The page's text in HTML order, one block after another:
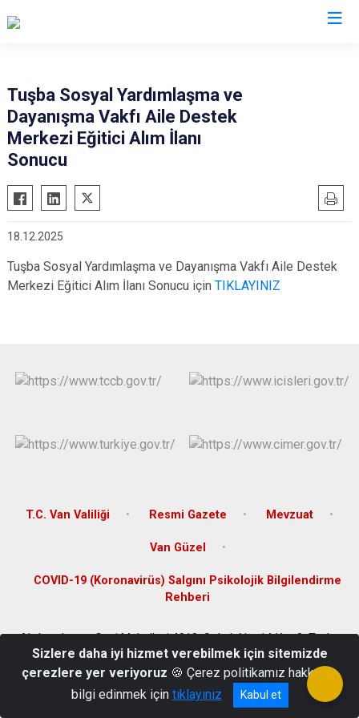
Bahçesaray
Başkale
Çatak
Gevaş
Gürpınar
Tuşba Sosyal Yardımlaşma ve
Dayanışma Vakfı Aile Destek
Merkezi Eğitici Alım İlanı
Sonucu
18.12.2025
Tuşba Sosyal Yardımlaşma ve Dayanışma Vakfı Aile Destek
Merkezi Eğitici Alım İlanı Sonucu için TIKLAYINIZ
T.C. Van Valiliği Resmi Gazete Mevzuat
Van Güzel
COVID-19 (Koronavirüs) Salgını Psikolojik Bilgilendirme
Rehberi
Abdurrahman Gazi Mahallesi 4018. Sokak No .14 Kat 3. Tuşba
/VAN
0432 216 07 65
Sizlere daha iyi hizmet verebilmek için sitemizde
çerezlere yer veriyoruz 🍪 Çerez politikamız hakkında
bilgi edinmek için tıklayınız Kabul et